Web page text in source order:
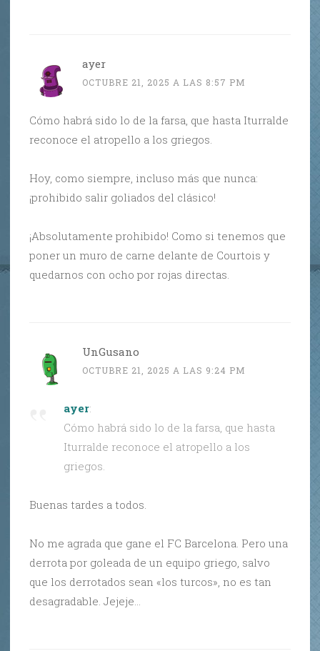
ayer
OCTUBRE 21, 2025 A LAS 8:57 PM
Cómo habrá sido lo de la farsa, que hasta Iturralde
reconoce el atropello a los griegos.
Hoy, como siempre, incluso más que nunca:
¡prohibido salir goliados del clásico!
¡Absolutamente prohibido! Como si tenemos que
poner un muro de carne delante de Courtois y
quedarnos con ocho por rojas directas.
UnGusano
OCTUBRE 21, 2025 A LAS 9:24 PM
ayer:
Cómo habrá sido lo de la farsa, que hasta
Iturralde reconoce el atropello a los
griegos.
Buenas tardes a todos.
No me agrada que gane el FC Barcelona. Pero una
derrota por goleada de un equipo griego, salvo
que los derrotados sean «los turcos», no es tan
desagradable. Jejeje…